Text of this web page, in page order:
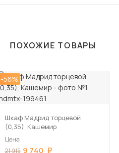
ПОХОЖИЕ ТОВАРЫ
-56%
Шкаф Мадрид торцевой
(0,35), Кашемир
Цена
21 915 9 740